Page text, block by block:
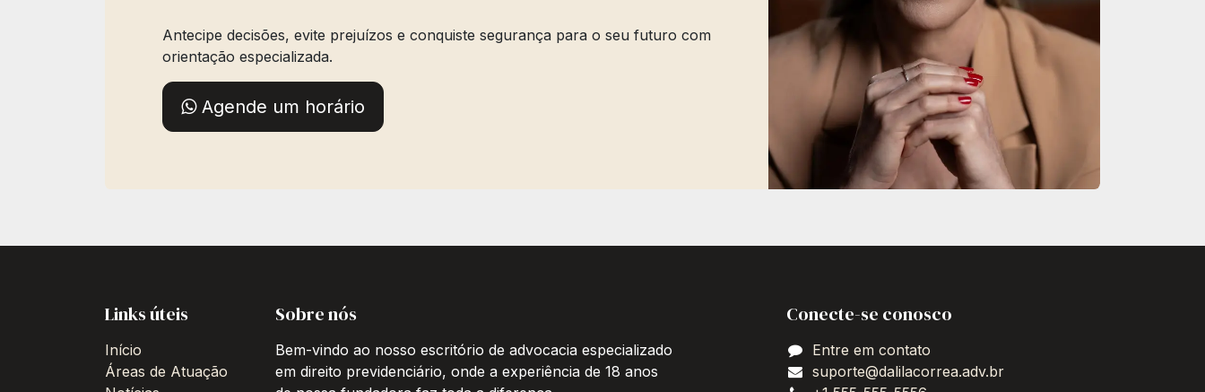
Antecipe decisões, evite prejuízos e conquiste segurança para o seu futuro com
orientação especializada.
Agende um horário
Links úteis
Início
Áreas de Atuação
Sobre nós
Bem-vindo ao nosso escritório de advocacia especializado
em direito previdenciário, onde a experiência de 18 anos
Conecte-se conosco
Entre em contato
suporte@dalilacorrea.adv.br